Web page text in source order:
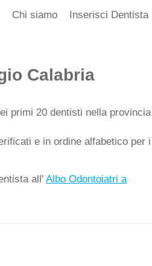
Inserisci Dentista
Chi siamo
Calabria
primi 20 dentisti nella provincia
e in ordine alfabetico per i
all'Albo Odontoiatri a